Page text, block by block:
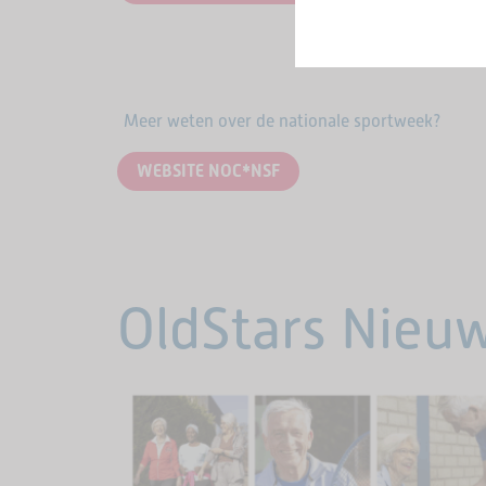
Meer weten over de nationale sportweek?
WEBSITE NOC*NSF
OldStars